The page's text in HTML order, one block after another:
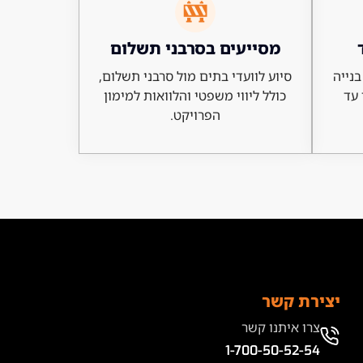
עד
מסייעים בסרבני תשלום
סיוע לוועדי בתים מול סרבני תשלום,
כולל ליווי משפטי והלוואות למימון
הפרויקט.
יצירת קשר
צרו איתנו קשר
1-700-50-52-54